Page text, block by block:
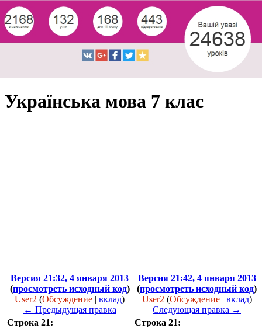
Українська мова 7 клас
Версия 21:32, 4 января 2013
(просмотреть исходный код)
User2 (Обсуждение | вклад)
← Предыдущая правка
Версия 21:42, 4 января 2013
(просмотреть исходный код)
User2 (Обсуждение| вклад)
Следующая правка →
Строка 21:
Строка 21: